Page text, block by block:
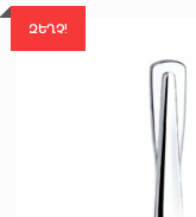
ԶԵՂՉ!